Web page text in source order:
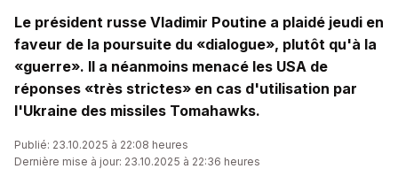
Le président russe Vladimir Poutine a plaidé jeudi en
faveur de la poursuite du «dialogue», plutôt qu'à la
«guerre». Il a néanmoins menacé les USA de
réponses «très strictes» en cas d'utilisation par
l'Ukraine des missiles Tomahawks.
Publié: 23.10.2025 à 22:08 heures
Dernière mise à jour: 23.10.2025 à 22:36 heures